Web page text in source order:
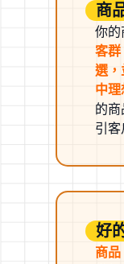
商
你的
客群
選，
中理
的商
引客
好
商品